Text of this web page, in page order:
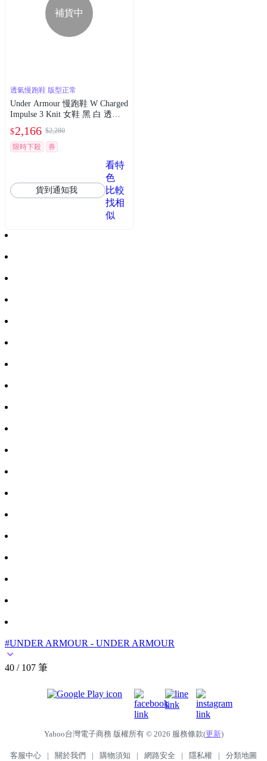
補貨中
透氣慢跑鞋 版型正常
Under Armour 慢跑鞋 W Charged
Impulse 3 Knit 女鞋 黑 白 透氣
$2,166 $2,280
限時下殺
券
貨到通知我
看特
色
比較
找相
似
#UNDER ARMOUR - UNDER ARMOUR
40 / 107 筆
Yahoo台灣電子商務 版權所有 © 2026 服務條款(更新)
客服中心 | 關於我們 | 購物須知 | 網路安全 | 隱私權 | 分類地圖